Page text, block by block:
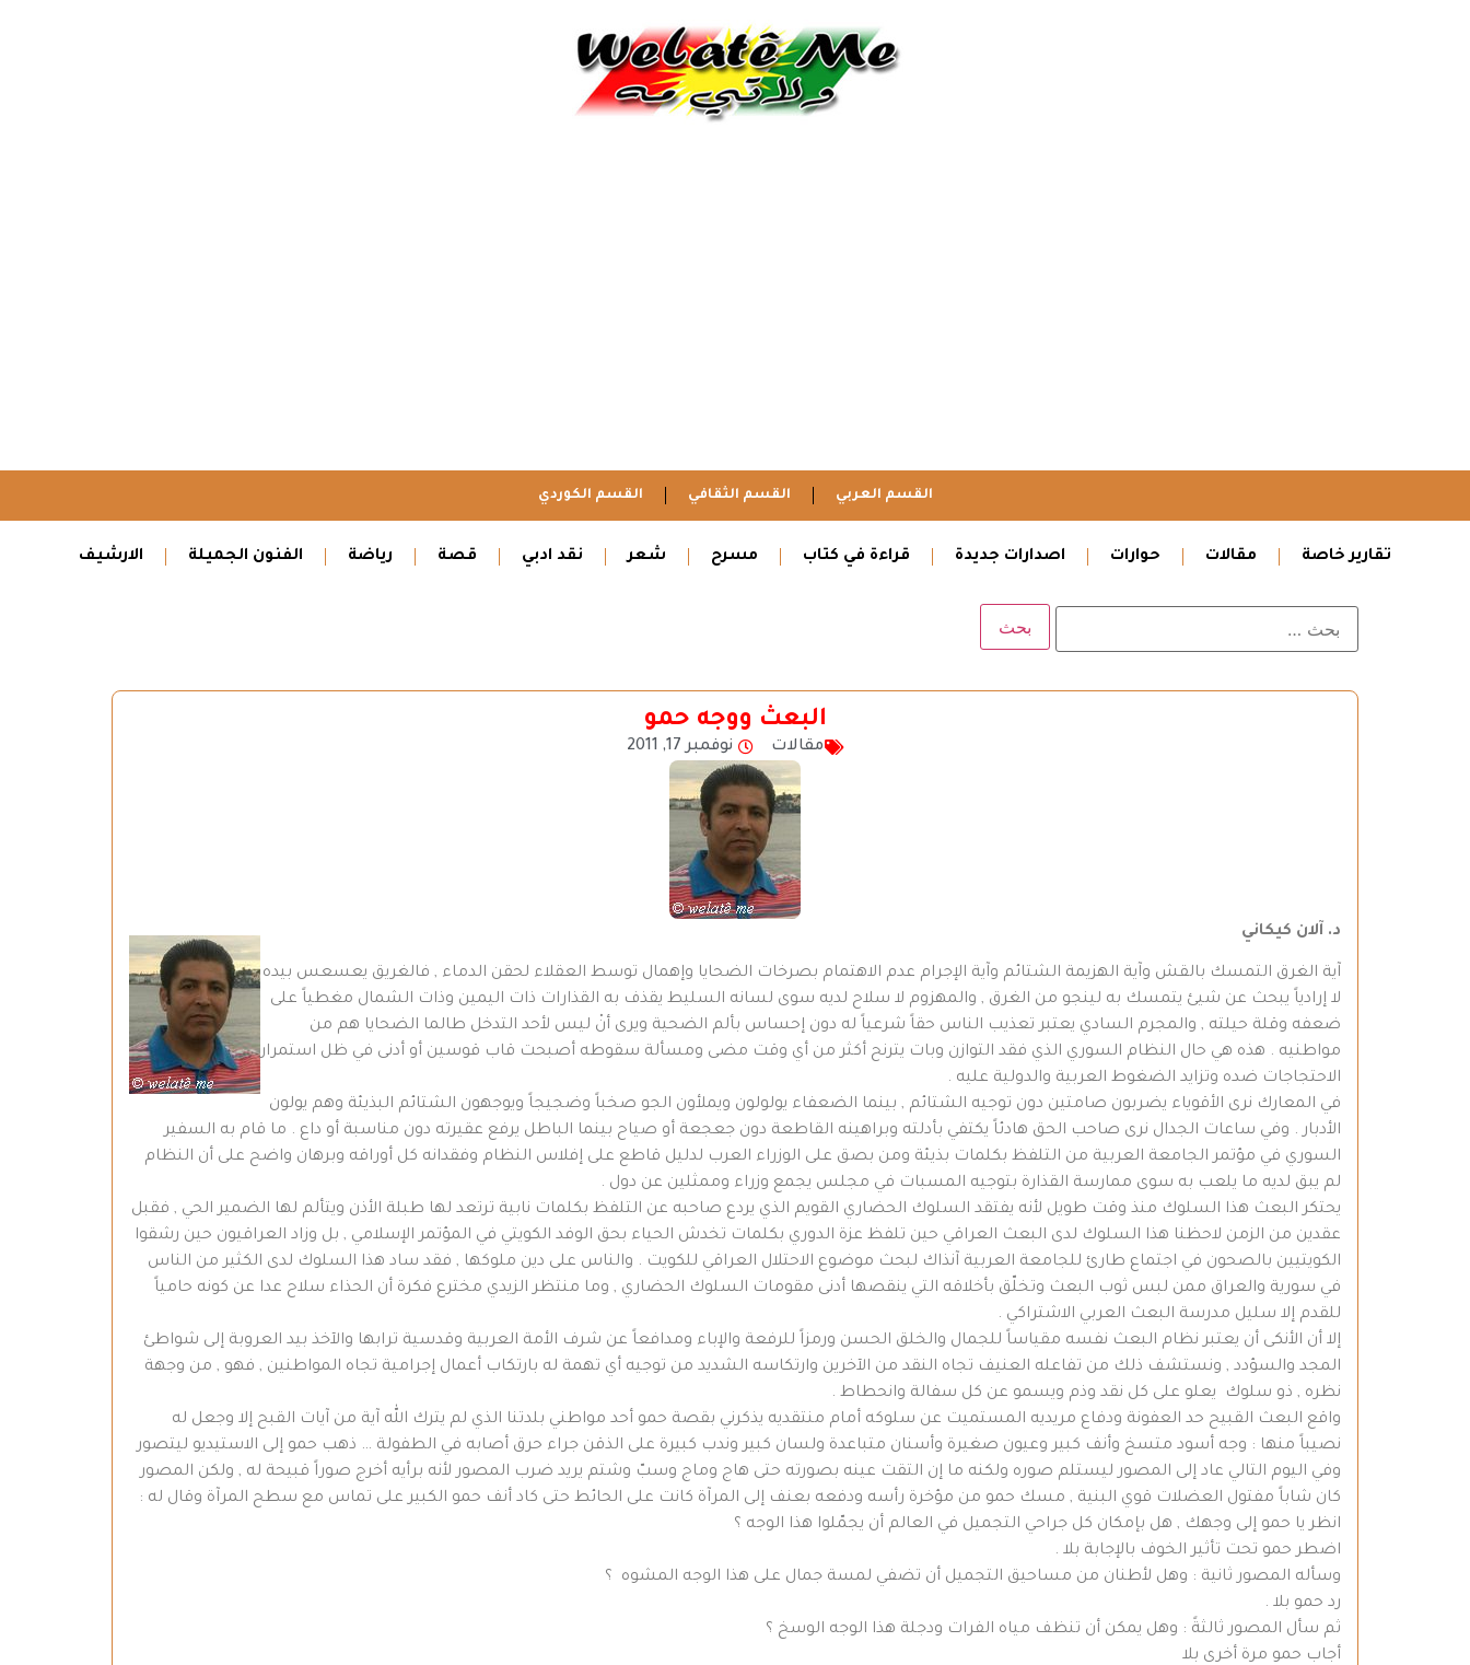
القسم العربي القسم الثقافي القسم الكوردي
تقارير خاصة مقالات حوارات اصدارات جديدة قراءة في كتاب مسرح شعر نقد ادبي قصة رياضة الفنون الجميلة الارشيف
البعث ووجه حمو
مقالات نوفمبر 17, 2011
د. آلان كيكاني
آية الغرق التمسك بالقش وآية الهزيمة الشتائم وآية الإجرام عدم الاهتمام بصرخات الضحايا وإهمال توسط العقلاء لحقن الدماء , فالغريق يعسعس بيده
لا إرادياً يبحث عن شيئ يتمسك به لينجو من الغرق , والمهزوم لا سلاح لديه سوى لسانه السليط يقذف به القذارات ذات اليمين وذات الشمال مغطياً على
ضعفه وقلة حيلته , والمجرم السادي يعتبر تعذيب الناس حقاً شرعياً له دون إحساس بألم الضحية ويرى أنْ ليس لأحد التدخل طالما الضحايا هم من
مواطنيه . هذه هي حال النظام السوري الذي فقد التوازن وبات يترنح أكثر من أي وقت مضى ومسألة سقوطه أصبحت قاب قوسين أو أدنى في ظل استمرار
الاحتجاجات ضده وتزايد الضغوط العربية والدولية عليه .
في المعارك نرى الأقوياء يضربون صامتين دون توجيه الشتائم , بينما الضعفاء يولولون ويملأون الجو صخباً وضجيجاً ويوجهون الشتائم البذيئة وهم يولون
الأدبار . وفي ساعات الجدال نرى صاحب الحق هادئاً يكتفي بأدلته وبراهينه القاطعة دون جعجعة أو صياح بينما الباطل يرفع عقيرته دون مناسبة أو داع . ما قام به السفير
السوري في مؤتمر الجامعة العربية من التلفظ بكلمات بذيئة ومن بصق على الوزراء العرب لدليل قاطع على إفلاس النظام وفقدانه كل أوراقه وبرهان واضح على أن النظام
لم يبق لديه ما يلعب به سوى ممارسة القذارة بتوجيه المسبات في مجلس يجمع وزراء وممثلين عن دول .
يحتكر البعث هذا السلوك منذ وقت طويل لأنه يفتقد السلوك الحضاري القويم الذي يردع صاحبه عن التلفظ بكلمات نابية ترتعد لها طبلة الأذن ويتألم لها الضمير الحي , فقبل
عقدين من الزمن لاحظنا هذا السلوك لدى البعث العراقي حين تلفظ عزة الدوري بكلمات تخدش الحياء بحق الوفد الكويتي في المؤتمر الإسلامي , بل وزاد العراقيون حين رشقوا
الكويتيين بالصحون في اجتماع طارئ للجامعة العربية آنذاك لبحث موضوع الاحتلال العراقي للكويت . والناس على دين ملوكها , فقد ساد هذا السلوك لدى الكثير من الناس
في سورية والعراق ممن لبس ثوب البعث وتخلّق بأخلاقه التي ينقصها أدنى مقومات السلوك الحضاري , وما منتظر الزيدي مخترع فكرة أن الحذاء سلاح عدا عن كونه حامياً
للقدم إلا سليل مدرسة البعث العربي الاشتراكي .
إلا أن الأنكى أن يعتبر نظام البعث نفسه مقياساً للجمال والخلق الحسن ورمزاً للرفعة والإباء ومدافعاً عن شرف الأمة العربية وقدسية ترابها والآخذ بيد العروبة إلى شواطئ
المجد والسؤدد , ونستشف ذلك من تفاعله العنيف تجاه النقد من الآخرين وارتكاسه الشديد من توجيه أي تهمة له بارتكاب أعمال إجرامية تجاه المواطنين , فهو , من وجهة
نظره , ذو سلوك يعلو على كل نقد وذم ويسمو عن كل سفالة وانحطاط .
واقع البعث القبيح حد العفونة ودفاع مريديه المستميت عن سلوكه أمام منتقديه يذكرني بقصة حمو أحد مواطني بلدتنا الذي لم يترك الله آية من آيات القبح إلا وجعل له
نصيباً منها : وجه أسود متسخ وأنف كبير وعيون صغيرة وأسنان متباعدة ولسان كبير وندب كبيرة على الذقن جراء حرق أصابه في الطفولة … ذهب حمو إلى الاستيديو ليتصور
وفي اليوم التالي عاد إلى المصور ليستلم صوره ولكنه ما إن التقت عينه بصورته حتى هاج وماج وسبّ وشتم يريد ضرب المصور لأنه برأيه أخرج صوراً قبيحة له , ولكن المصور
كان شاباً مفتول العضلات قوي البنية , مسك حمو من مؤخرة رأسه ودفعه بعنف إلى المرآة كانت على الحائط حتى كاد أنف حمو الكبير على تماس مع سطح المرآة وقال له :
انظر يا حمو إلى وجهك , هل بإمكان كل جراحي التجميل في العالم أن يجمّلوا هذا الوجه ؟
اضطر حمو تحت تأثير الخوف بالإجابة بلا .
وسأله المصور ثانية : وهل لأطنان من مساحيق التجميل أن تضفي لمسة جمال على هذا الوجه المشوه ؟
رد حمو بلا .
ثم سأل المصور ثالثةً : وهل يمكن أن تنظف مياه الفرات ودجلة هذا الوجه الوسخ ؟
أجاب حمو مرة أخرى بلا